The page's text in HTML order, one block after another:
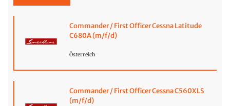
Commander / First Officer Cessna Latitude
C680A (m/f/d)
Österreich
Commander / First Officer Cessna C560XLS
(m/f/d)